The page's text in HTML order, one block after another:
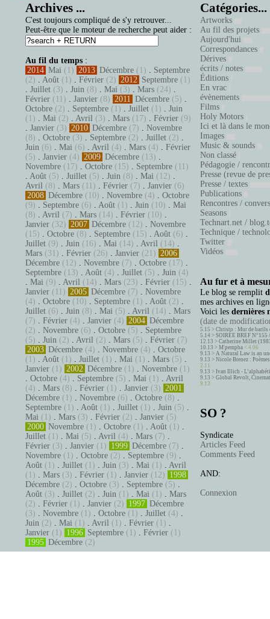
Archives ...
C'est toujours compliqué de s'y retrouver...
Peut-être que le moteur de recherche peut aider :
Au fil du temps :
2014 Mai (1) 2013 Décembre (1) . Septembre
(2) . Août (1) . Février (2) 2012 Septembre (1)
. Juillet (3) . Juin (8) . Mai (3) . Mars (24) .
Février (11) . Janvier (8) 2011 Décembre (5) .
Octobre (2) . Septembre (1) . Juillet (1) . Juin
(1) . Mai (2) . Avril (3) . Mars (17) . Février (9)
. Janvier (3) 2010 Décembre (7) . Novembre
(8) . Octobre (3) . Septembre (2) . Juillet (2) .
Juin (6) . Mai (6) . Avril (4) . Mars (4) . Février
(5) . Janvier (4) 2009 Décembre (13) .
Novembre (17) . Octobre (15) . Septembre (11)
. Août (5) . Juillet (5) . Juin (8) . Mai (12) .
Avril (8) . Mars (11) . Février (7) . Janvier (6)
2008 Décembre (10) . Novembre (4) . Octobre
(9) . Septembre (6) . Août (1) . Juin (10) . Mai
(8) . Avril (7) . Mars (14) . Février (10) .
Janvier (32) 2007 Décembre (12) . Novembre
(15) . Octobre (8) . Septembre (15) . Août (6) .
Juillet (9) . Juin (16) . Mai (14) . Avril (14) .
Mars (31) . Février (26) . Janvier (21) 2006
Décembre (12) . Novembre (7) . Octobre (17) .
Septembre (13) . Août (4) . Juillet (5) . Juin (4)
. Mai (9) . Avril (14) . Mars (23) . Février (15) .
Janvier (11) 2005 Décembre (7) . Novembre
(4) . Octobre (10) . Septembre (1) . Août (2) .
Juillet (6) . Juin (8) . Mai (5) . Avril (14) . Mars
(7) . Février (4) . Janvier (4) 2004 Décembre
(2) . Novembre (6) . Octobre (5) . Septembre
(5) . Juin (2) . Avril (2) . Mars (5) . Février (7)
2003 Décembre (4) . Novembre (4) . Octobre
(1) . Août (1) . Juillet (1) . Mai (1) . Mars (5) .
Janvier (1) 2002 Décembre (1) . Novembre (1)
. Octobre (4) . Septembre (5) . Mai (1) . Avril
(4) . Mars (8) . Février (1) . Janvier (3) 2001
Décembre (1) . Novembre (6) . Octobre (8) .
Septembre (1) . Août (1) . Juillet (1) . Juin (5) .
Mai (1) . Mars (3) . Février (2) . Janvier (5)
2000 Novembre (1) . Octobre (1) . Août (1) .
Juillet (1) . Mai (5) . Avril (4) . Mars (7) .
Février (3) . Janvier (1) 1999 Décembre (7) .
Novembre (1) . Octobre (2) . Septembre (9) .
Août (1) . Juillet (1) . Juin (3) . Mai (1) . Avril
(1) . Mars (3) . Février (1) . Janvier (12) 1998
Décembre (2) . Octobre (3) . Septembre (5) .
Août (3) . Juillet (2) . Juin (1) . Mai (1) . Mars
(2) . Février (1) . Janvier (2) 1997 Décembre
(3) . Novembre (1) . Octobre (1) . Juillet (4) .
Juin (2) . Mai (1) . Avril (1) . Février (1) .
Janvier (1) 1996 Septembre (1) . Février (1)
1995 Décembre (2)
Catégories...
Artworks
Au fil des projets
Aujourd'hui
Correspondances
Dérives
écrits / notes
Éditions
En vrac
évènements
Films
Holy Motors
Ici et là dans le
Images
Music & sounds
Non classé
Pédagogie /
Presse (revue de
Presse / textes
Publications
Rencontres /
Seasons
Technart.net /
Technique /
Twitter
Vidéos
Au fur et à
Le blog se remplit
mes archives en
Voici les dernières
(date de
5.15 > Christo : Mur de barils
5.14 > SOIRÉE BREF
12.13 > Catherine Millet
10.13 > M'pempba < 4.06
9.13 > A Natural Law is an
9.13 > Nicole Brenez :
2.11
9.13 > Ivan Illich -
9.13 > Global Revolt,
9.13
SO ?
Syndicate
Articles Feed
Comments Feed
AND:
Connexion